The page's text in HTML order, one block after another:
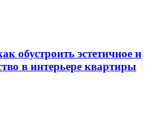
обустроить эстетичное и
в интерьере квартиры